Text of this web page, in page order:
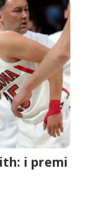
i premi